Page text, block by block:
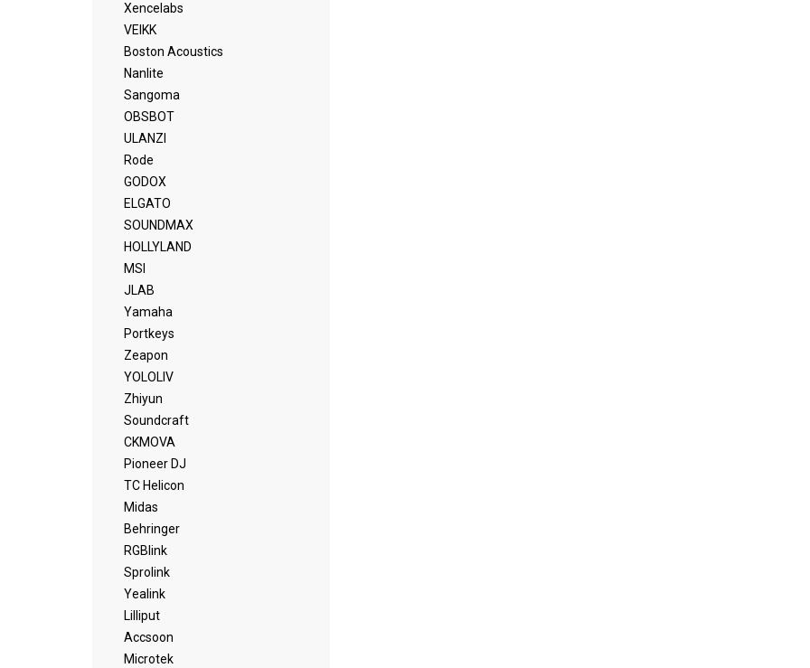
Xencelabs
VEIKK
Boston Acoustics
Nanlite
Sangoma
OBSBOT
ULANZI
Rode
GODOX
ELGATO
SOUNDMAX
HOLLYLAND
MSI
JLAB
Yamaha
Portkeys
Zeapon
YOLOLIV
Zhiyun
Soundcraft
CKMOVA
Pioneer DJ
TC Helicon
Midas
Behringer
RGBlink
Sprolink
Yealink
Lilliput
Accsoon
Microtek